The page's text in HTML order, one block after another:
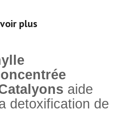
plus
aide
detoxification de